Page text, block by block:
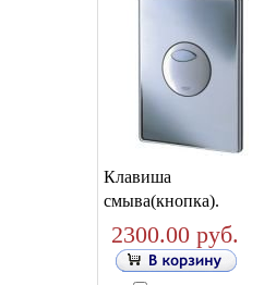
Клавиша
смыва(кнопка).
2300.00 руб.